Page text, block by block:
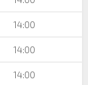
14:00
14:00
14:00